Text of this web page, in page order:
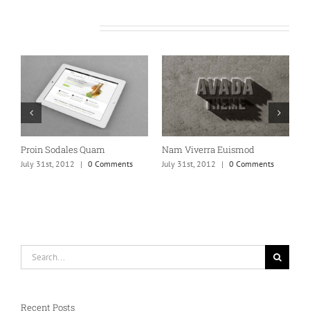
Proin Sodales Quam
July 31st, 2012 | 0 Comments
Nam Viverra Euismod
July 31st, 2012 | 0 Comments
Recent Posts